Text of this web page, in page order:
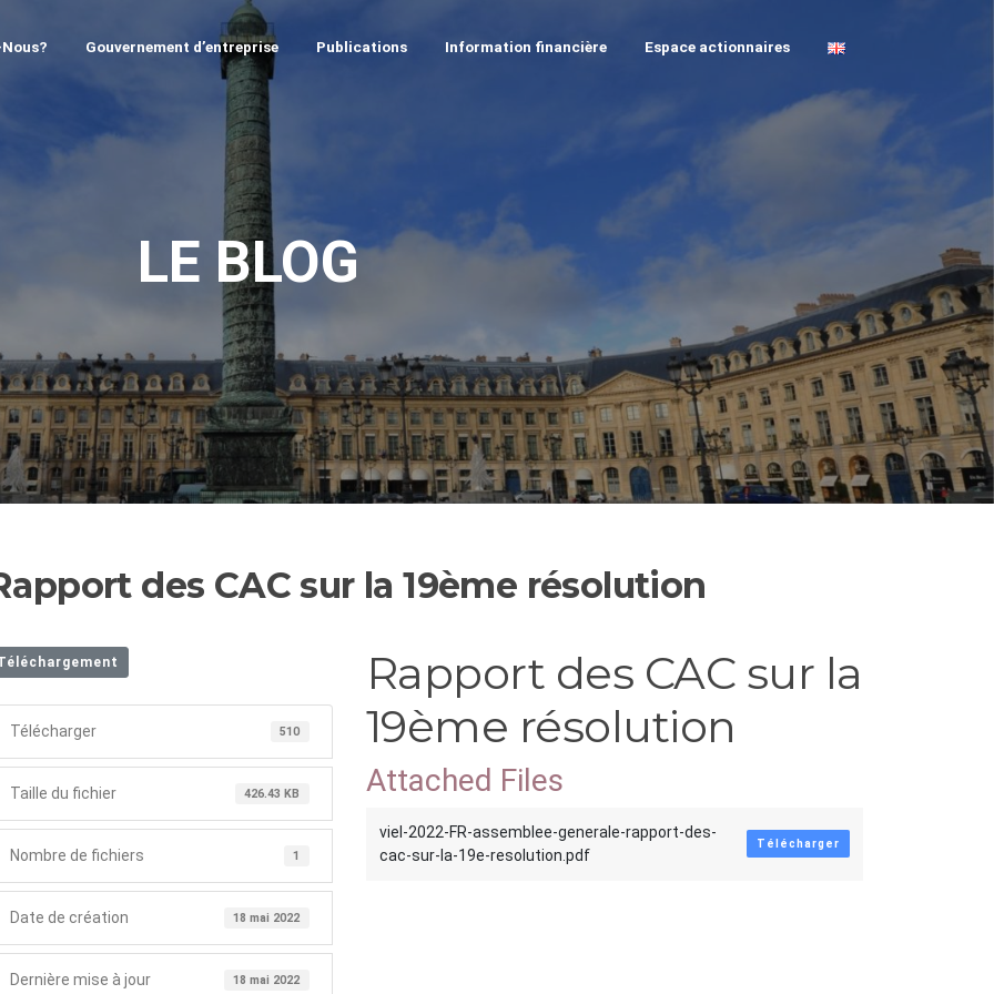
Gouvernement d’entreprise Publications Information financière Espace actionnaires
LE BLOG
des CAC sur la 19ème résolution
Télécharger 510
Taille du fichier 426.43 KB
Nombre de fichiers 1
Date de création 18 mai 2022
Dernière mise à jour 18 mai 2022
Rapport des CAC sur la
19ème résolution
Attached Files
viel-2022-FR-assemblee-generale-rapport-des-
cac-sur-la-19e-resolution.pdf
Télécharger